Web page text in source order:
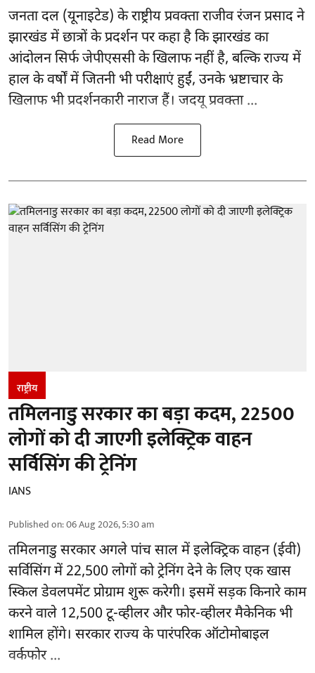
जनता दल (यूनाइटेड) के राष्ट्रीय प्रवक्ता राजीव रंजन प्रसाद ने
झारखंड में छात्रों के प्रदर्शन पर कहा है कि झारखंड का
आंदोलन सिर्फजेपीएससीके खिलाफ नहीं है, बल्कि राज्य में
हाल के वर्षों में जितनी भी परीक्षाएं हुईं, उनके भ्रष्टाचार के
खिलाफ भी प्रदर्शनकारी नाराज हैं। जदयू प्रवक्ता ...
Read More
राष्ट्रीय
तमिलनाडु सरकार का बड़ा कदम, 22500
लोगों को दी जाएगी इलेक्ट्रिक वाहन
सर्विसिंग की ट्रेनिंग
IANS
Published on:06 Aug 2026, 5:30 am
तमिलनाडु सरकारअगले पांच साल में इलेक्ट्रिक वाहन (ईवी)
सर्विसिंग में 22,500 लोगों को ट्रेनिंग देने के लिए एक खास
स्किल डेवलपमेंट प्रोग्राम शुरू करेगी। इसमें सड़क किनारे काम
करने वाले 12,500 टू-व्हीलर और फोर-व्हीलर मैकेनिक भी
शामिल होंगे। सरकार राज्य के पारंपरिक ऑटोमोबाइल
वर्कफोर ...